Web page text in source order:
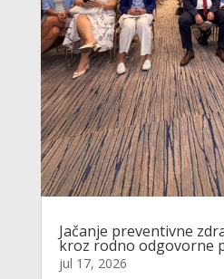
Jačanje preventivne
kroz rodno odgovorne
jul 17, 2026